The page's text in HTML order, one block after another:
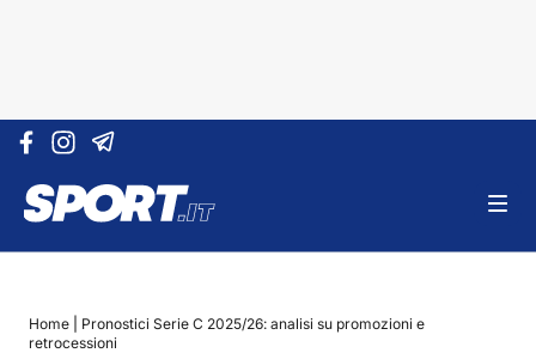
Vai al contenuto
Home
Pronostici Serie C 2025/26: analisi su promozioni e
retrocessioni